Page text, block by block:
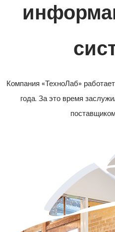
Компания «ТехноЛаб»
года. За это время